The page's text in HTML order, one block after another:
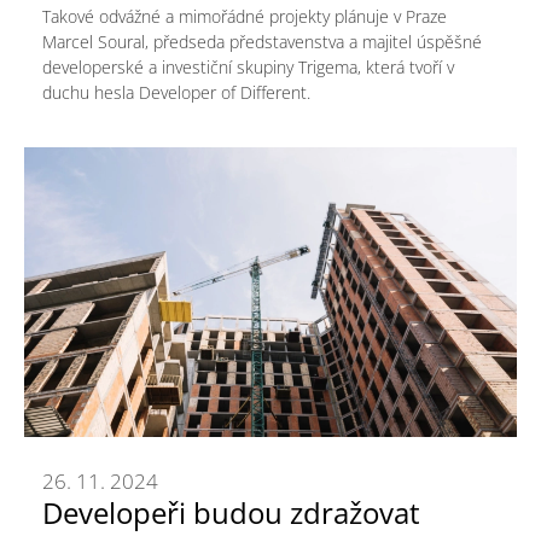
Takové odvážné a mimořádné projekty plánuje v Praze
Marcel Soural, předseda představenstva a majitel úspěšné
developerské a investiční skupiny Trigema, která tvoří v
duchu hesla Developer of Different.
Developeři budou zdražovat
26. 11. 2024